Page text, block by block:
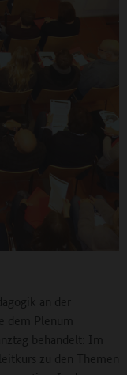
an der
dem Plenum
behandelt: Im
zu den Themen